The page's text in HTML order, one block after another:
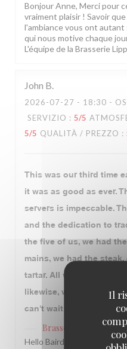
Il
Bonjour Anne, Merci pour
vraiment plaisir ! Savoir
l'ambiance vous ont
qui nous motive chaque
L'équipe de la Brasserie
John B
2026-07-27 - 18:30 -
SERVIZIO : 5/5
5/5 QUALITÀ / PREZZO :
This was our third time
it was as good as ever.
servers is impeccable.
and the dedication to
the five of us, we had
mains, we had the
tartar. All were delicious
likewise, was great,
can't wait to return.
Brasserie Lipp
ha
Hello Baird, What a joy to